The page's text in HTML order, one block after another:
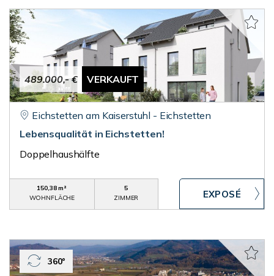
489.000,- € VERKAUFT
Eichstetten am Kaiserstuhl - Eichstetten
Lebensqualität in Eichstetten!
Doppelhaushälfte
150,38 m²
WOHNFLÄCHE
5
ZIMMER
360°